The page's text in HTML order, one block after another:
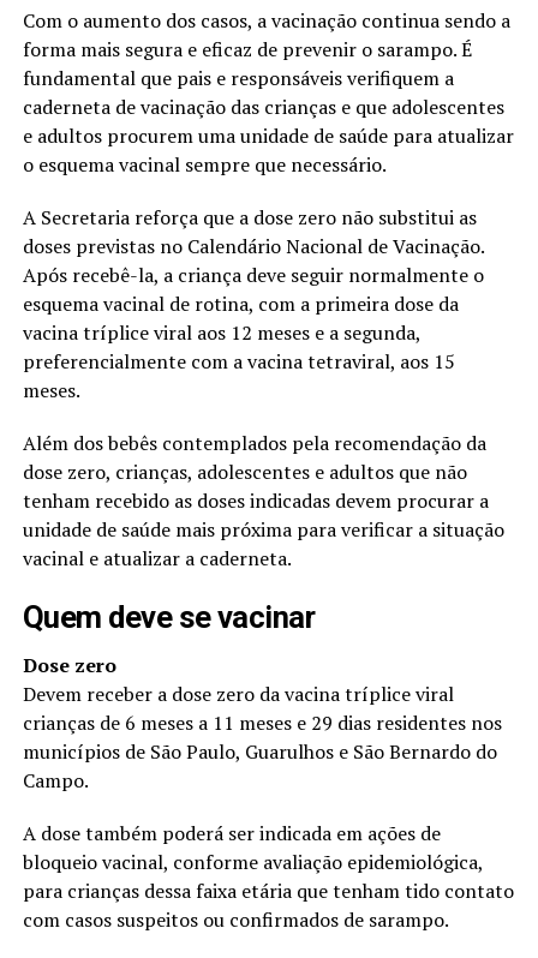
Com o aumento dos casos, a vacinação continua sendo a
forma mais segura e eficaz de prevenir o sarampo. É
fundamental que pais e responsáveis verifiquem a
caderneta de vacinação das crianças e que adolescentes
e adultos procurem uma unidade de saúde para atualizar
o esquema vacinal sempre que necessário.
A Secretaria reforça que a dose zero não substitui as
doses previstas no Calendário Nacional de Vacinação.
Após recebê-la, a criança deve seguir normalmente o
esquema vacinal de rotina, com a primeira dose da
vacina tríplice viral aos 12 meses e a segunda,
preferencialmente com a vacina tetraviral, aos 15
meses.
Além dos bebês contemplados pela recomendação da
dose zero, crianças, adolescentes e adultos que não
tenham recebido as doses indicadas devem procurar a
unidade de saúde mais próxima para verificar a situação
vacinal e atualizar a caderneta.
Quem deve se vacinar
Dose zero
Devem receber a dose zero da vacina tríplice viral
crianças de 6 meses a 11 meses e 29 dias residentes nos
municípios de São Paulo, Guarulhos e São Bernardo do
Campo.
A dose também poderá ser indicada em ações de
bloqueio vacinal, conforme avaliação epidemiológica,
para crianças dessa faixa etária que tenham tido contato
com casos suspeitos ou confirmados de sarampo.